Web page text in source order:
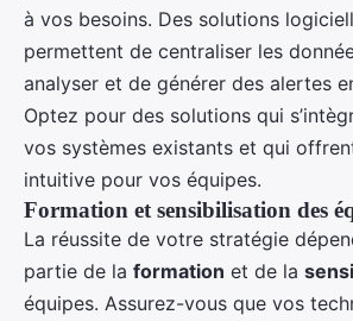
à vos besoins. Des solutions
permettent de centraliser les
analyser et de générer des alertes
Optez pour des solutions qui
vos systèmes existants et qui
intuitive pour vos équipes.
Formation et sensibilisation des
La réussite de votre stratégie
partie de la formation et de la
équipes. Assurez-vous que vos